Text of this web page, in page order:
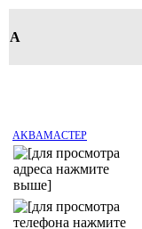
А
АKBAMACTEP